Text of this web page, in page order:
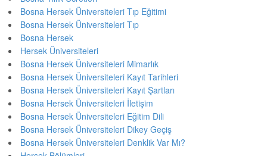
Bosna Hersek Üniversiteleri Tıp Eğitimi
Bosna Hersek Üniversiteleri Tıp
Bosna Hersek
Hersek Üniversiteleri
Bosna Hersek Üniversiteleri Mimarlık
Bosna Hersek Üniversiteleri Kayıt Tarihleri
Bosna Hersek Üniversiteleri Kayıt Şartları
Bosna Hersek Üniversiteleri İletişim
Bosna Hersek Üniversiteleri Eğitim Dili
Bosna Hersek Üniversiteleri Dikey Geçiş
Bosna Hersek Üniversiteleri Denklik Var Mı?